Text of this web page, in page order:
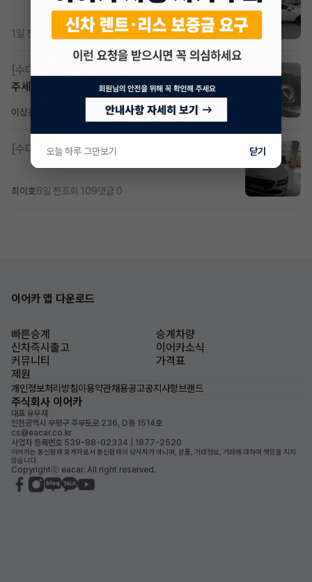
1일 전 조회 390댓글 3
[수다방]
주세요
이상진 댓글 1
[수다방] 제네시스 g80 3.5 4륜 거의 풀옵션 페이스
최이호6일 전조회 109댓글 0
이어카 앱 다운로드
빠른승계
승계차량
신차즉시출고
이어카소식
커뮤니티
가격표
제원
개인정보처리방침이용약관채용공고공지사항브랜드
주식회사 이어카
대표 유우재
인천광역시 부평구 주부토로 236, D동 1514호
cs@eacar.co.kr
사업자 등록번호 539-88-02334 | 1877-2520
이어카는 통신판매 중개자로서 통신판매의 당사자가 아니며, 상품, 거래정보, 거래에 대하여 책임을 지지
않습니다.
Copyrightⓒ eacar. All right reserved.
오늘 하루 그만보기 닫기